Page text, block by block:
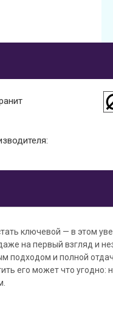
ключевой — в этом
на первый взгляд и
подходом и полной
его может что